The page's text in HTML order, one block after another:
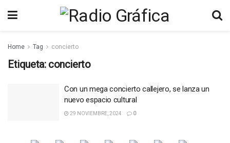
Home Tag concierto
Etiqueta: concierto
Con un mega concierto callejero, se lanza un
nuevo espacio cultural
29 NOVIEMBRE, 2024 0